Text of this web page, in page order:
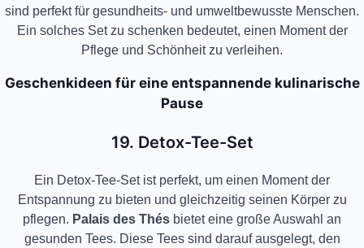
sind perfekt für gesundheits- und umweltbewusste Menschen.
Ein solches Set zu schenken bedeutet, einen Moment der
Pflege und Schönheit zu verleihen.
Geschenkideen für eine entspannende kulinarische
Pause
19. Detox-Tee-Set
Ein Detox-Tee-Set ist perfekt, um einen Moment der
Entspannung zu bieten und gleichzeitig seinen Körper zu
pflegen. Palais des Thés bietet eine große Auswahl an
gesunden Tees. Diese Tees sind darauf ausgelegt, den